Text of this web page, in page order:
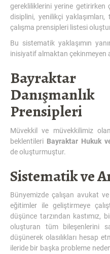
gerekliliklerini yerine getirirken
disiplini, yenilikçi yaklaşımları,
çalışma prensipleri listesi
Bu sistematik yaklaşımın
inisiyatif almaktan çekinmeyen
Danışmanlık
Prensipleri
Müvekkil ve müvekkilimiz
beklentileri Bayraktar Hukuk
de oluşturmuştur.
Sistematik ve
Bünyemizde çalışan avukat
eğitimler ile geliştirmeye
düşünce tarzından kastımız,
oluşturan tüm bileşenlerini
düşünerek olasılıkları hesap
ileride bir başka probleme